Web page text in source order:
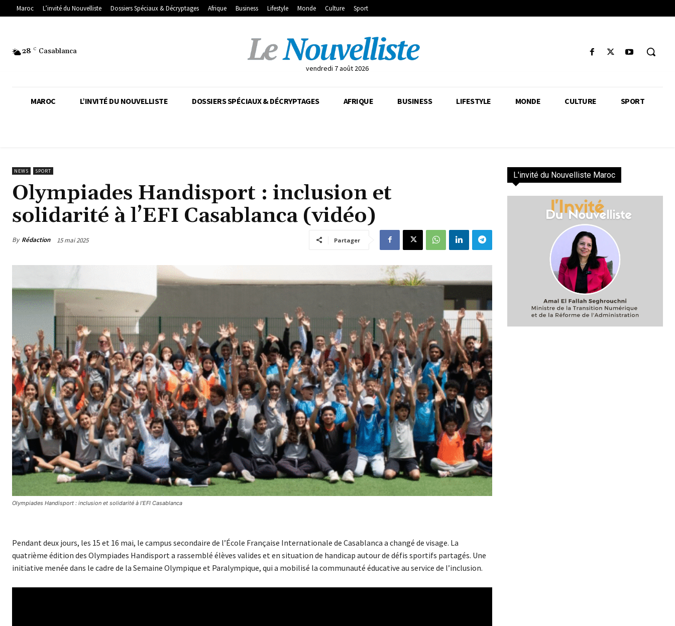
Maroc L’invité du Nouvelliste Dossiers Spéciaux & Décryptages Afrique Business Lifestyle Monde Culture Sport
28 C Casablanca
vendredi 7 août 2026
MAROC L’INVITÉ DU NOUVELLISTE DOSSIERS SPÉCIAUX & DÉCRYPTAGES AFRIQUE BUSINESS LIFESTYLE MONDE CULTURE SPORT
NEWS SPORT
Olympiades Handisport : inclusion et
solidarité à l’EFI Casablanca (vidéo)
By Rédaction 15 mai 2025 Partager
Olympiades Handisport : inclusion et solidarité à l’EFI Casablanca
Pendant deux jours, les 15 et 16 mai, le campus secondaire de l’École Française Internationale de Casablanca a changé de visage. La
quatrième édition des Olympiades Handisport a rassemblé élèves valides et en situation de handicap autour de défis sportifs partagés. Une
initiative menée dans le cadre de la Semaine Olympique et Paralympique, qui a mobilisé la communauté éducative au service de l’inclusion.
L'invité du Nouvelliste Maroc